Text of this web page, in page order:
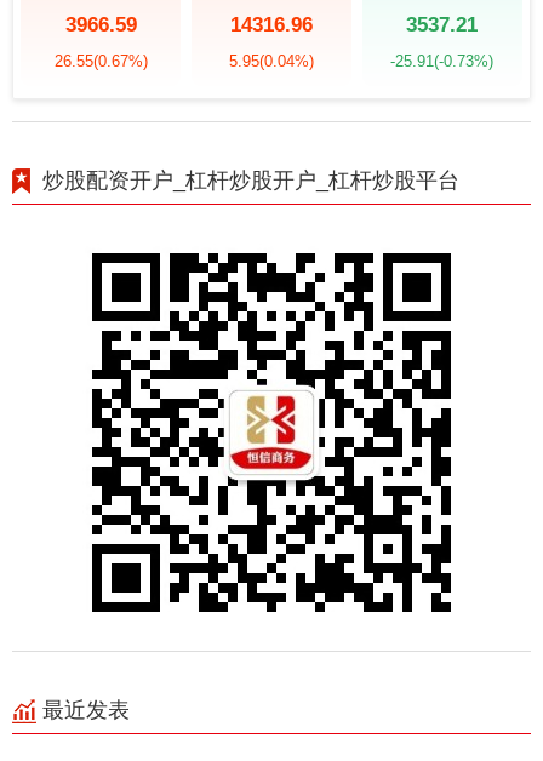
3966.59
26.55(0.67%)
14316.96
5.95(0.04%)
3537.21
-25.91(-0.73%)
炒股配资开户_杠杆炒股开户_杠杆炒股平台
最近发表